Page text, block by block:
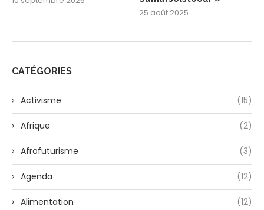
25 août 2025
CATÉGORIES
Activisme (15)
Afrique (2)
Afrofuturisme (3)
Agenda (12)
Alimentation (12)